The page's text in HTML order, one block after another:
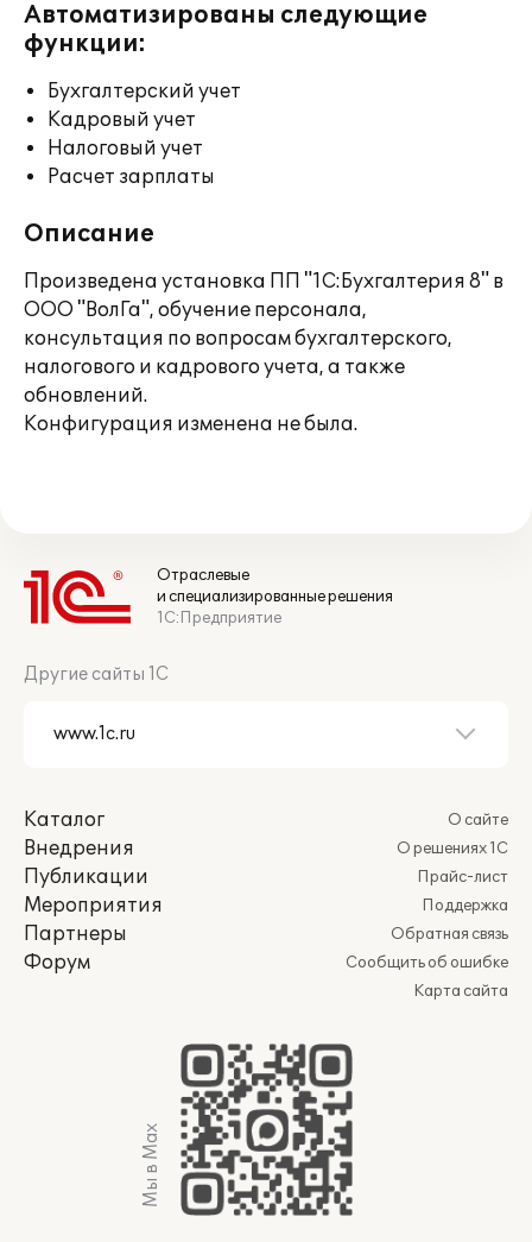
Автоматизированы следующие
функции:
Бухгалтерский учет
Кадровый учет
Налоговый учет
Расчет зарплаты
Описание
Произведена установка ПП "1С:Бухгалтерия 8" в
ООО "ВолГа", обучение персонала,
консультация по вопросам бухгалтерского,
налогового и кадрового учета, а также
обновлений.
Конфигурация изменена не была.
Отраслевые
и специализированные решения
1С:Предприятие
Другие сайты 1С
Каталог
Внедрения
Публикации
Мероприятия
Партнеры
Форум
О сайте
О решениях 1С
Прайс-лист
Поддержка
Обратная связь
Сообщить об ошибке
Карта сайта
Мы в Max